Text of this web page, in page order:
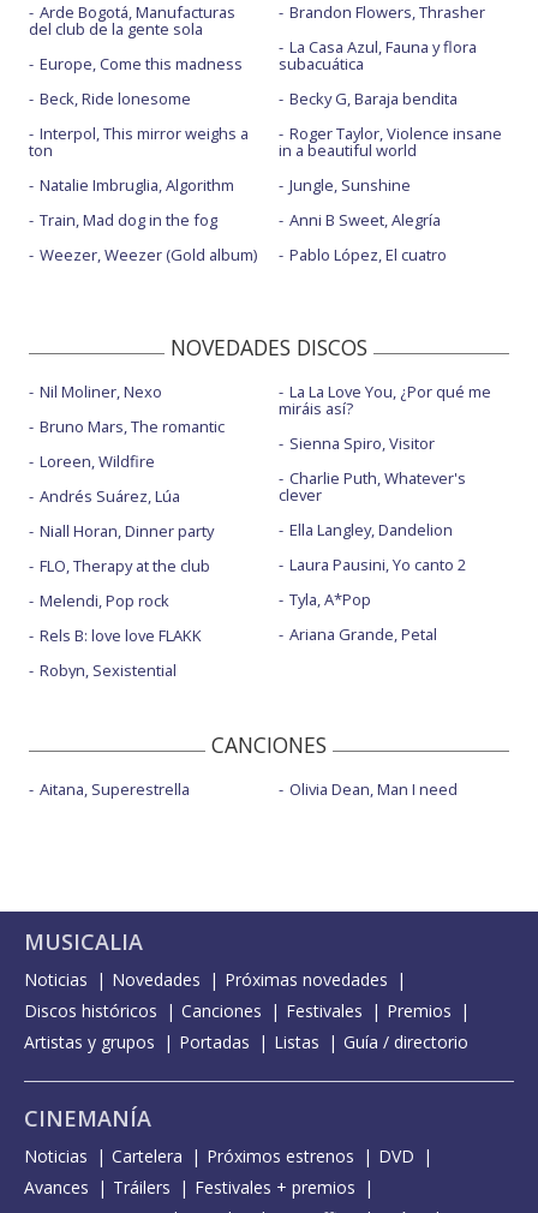
Arde Bogotá, Manufacturas
del club de la gente sola
Europe, Come this madness
Beck, Ride lonesome
Interpol, This mirror weighs a
ton
Natalie Imbruglia, Algorithm
Train, Mad dog in the fog
Weezer, Weezer (Gold album)
Brandon Flowers, Thrasher
La Casa Azul, Fauna y flora
subacuática
Becky G, Baraja bendita
Roger Taylor, Violence insane
in a beautiful world
Jungle, Sunshine
Anni B Sweet, Alegría
Pablo López, El cuatro
NOVEDADES DISCOS
Nil Moliner, Nexo
Bruno Mars, The romantic
Loreen, Wildfire
Andrés Suárez, Lúa
Niall Horan, Dinner party
FLO, Therapy at the club
Melendi, Pop rock
Rels B: love love FLAKK
Robyn, Sexistential
La La Love You, ¿Por qué me
miráis así?
Sienna Spiro, Visitor
Charlie Puth, Whatever's
clever
Ella Langley, Dandelion
Laura Pausini, Yo canto 2
Tyla, A*Pop
Ariana Grande, Petal
CANCIONES
Aitana, Superestrella Olivia Dean, Man I need
MUSICALIA
Noticias Novedades
Próximas novedades
Discos históricos
Canciones Festivales
Premios
Artistas y grupos
Portadas Listas Guía / directorio
CINEMANÍA
Noticias Cartelera Próximos estrenos
DVD
Avances
Tráilers
Festivales + premios